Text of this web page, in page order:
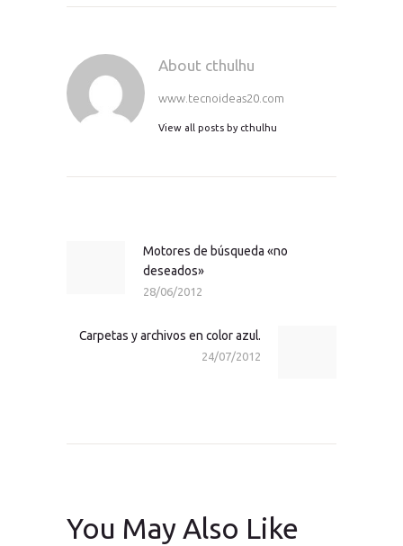
About cthulhu
www.tecnoideas20.com
View all posts by cthulhu
entradasPrevious
post:
Motores de búsqueda «no
deseados»
28/06/2012
Carpetas y archivos en color azul.
24/07/2012
You May Also Like